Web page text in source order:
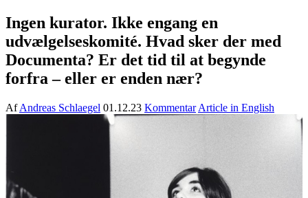
Ingen kurator. Ikke engang en
udvælgelseskomité. Hvad sker der med
Documenta? Er det tid til at begynde
forfra – eller er enden nær?
AfAndreas Schlaegel 01.12.23 Kommentar Article in English